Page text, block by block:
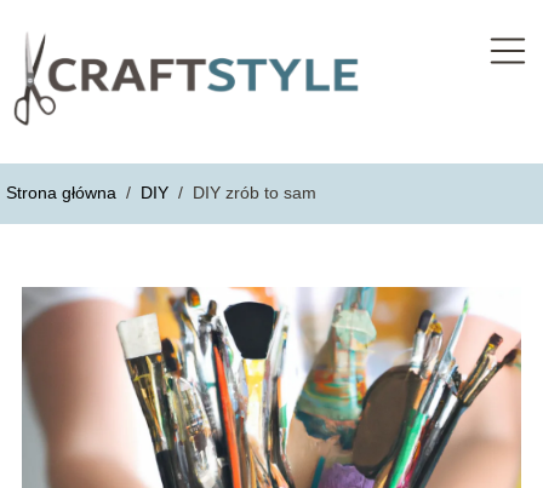
Strona główna / DIY / DIY zrób to sam